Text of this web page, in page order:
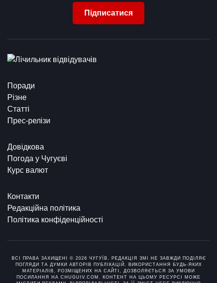
Підписатися
Поради
Різне
Статті
Прес-релізи
Довідкова
Погода у Чугуєві
Курс валют
Контакти
Редакційна політика
Політика конфіденційності
ВСІ ПРАВА ЗАХИЩЕНІ © 2026 ЧУГУЇВ. РЕДАКЦІЯ ЗМІ НЕ ЗАВЖДИ ПОДІЛЯЄ
ПОГЛЯДИ ТА ДУМКИ АВТОРІВ ПУБЛІКАЦІЙ. ВИКОРИСТАННЯ БУДЬ-ЯКИХ
МАТЕРІАЛІВ, РОЗМІЩЕНИХ НА САЙТІ, ДОЗВОЛЯЄТЬСЯ ЗА УМОВИ
ПОСИЛАННЯ НА CHUGUIV.COM. КОНТЕНТ НА ЦЬОМУ РЕСУРСІ МОЖЕ